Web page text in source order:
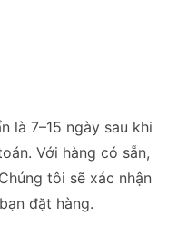
là 7–15 ngày sau khi
Với hàng có sẵn,
tôi sẽ xác nhận
đặt hàng.